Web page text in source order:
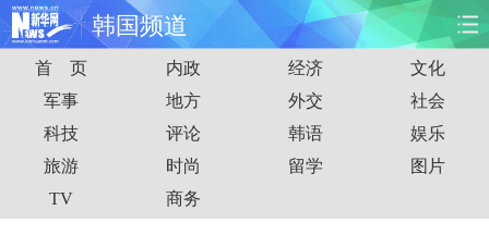
韩国频道
首页 时政 国际 财经
娱乐 体育 人事 教育
时尚 思客
首 页 内政 经济
文化
军事
地方 外交
社会
科技
评论 韩语
娱乐
旅游
时尚 留学
图片
TV
商务